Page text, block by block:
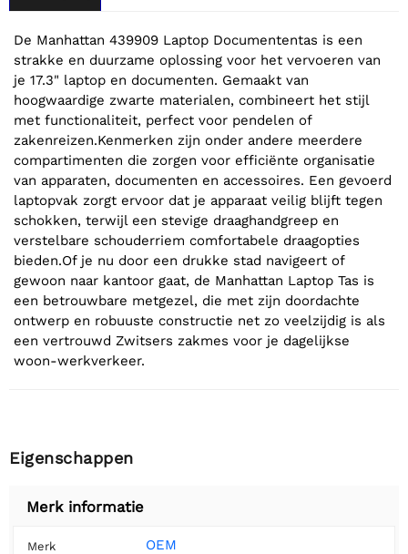
De Manhattan 439909 Laptop Documententas is een
strakke en duurzame oplossing voor het vervoeren van
je 17.3" laptop en documenten. Gemaakt van
hoogwaardige zwarte materialen, combineert het stijl
met functionaliteit, perfect voor pendelen of
zakenreizen.Kenmerken zijn onder andere meerdere
compartimenten die zorgen voor efficiënte organisatie
van apparaten, documenten en accessoires. Een gevoerd
laptopvak zorgt ervoor dat je apparaat veilig blijft tegen
schokken, terwijl een stevige draaghandgreep en
verstelbare schouderriem comfortabele draagopties
bieden.Of je nu door een drukke stad navigeert of
gewoon naar kantoor gaat, de Manhattan Laptop Tas is
een betrouwbare metgezel, die met zijn doordachte
ontwerp en robuuste constructie net zo veelzijdig is als
een vertrouwd Zwitsers zakmes voor je dagelijkse
woon-werkverkeer.
Eigenschappen
Merk informatie
Merk OEM